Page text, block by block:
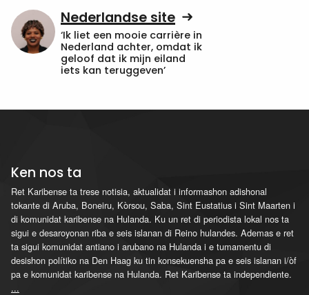
Nederlandse site
‘Ik liet een mooie carrière in
Nederland achter, omdat ik
geloof dat ik mijn eiland
iets kan teruggeven’
Ken nos ta
Ret Karibense ta trese notisia, aktualidat i informashon adishonal
tokante di Aruba, Boneiru, Kòrsou, Saba, Sint Eustatius i Sint Maarten i
di komunidat karibense na Hulanda. Ku un ret di periodista lokal nos ta
sigui e desaroyonan riba e seis islanan di Reino hulandes. Ademas e ret
ta sigui komunidat antiano i arubano na Hulanda i e tumamentu di
desishon polítiko na Den Haag ku tin konsekuensha pa e seis islanan i/òf
pa e komunidat karibense na Hulanda. Ret Karibense ta independiente.
...